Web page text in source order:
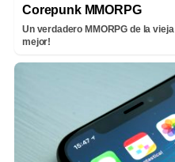
Corepunk MMORPG
Un verdadero MMORPG de la
mejor!